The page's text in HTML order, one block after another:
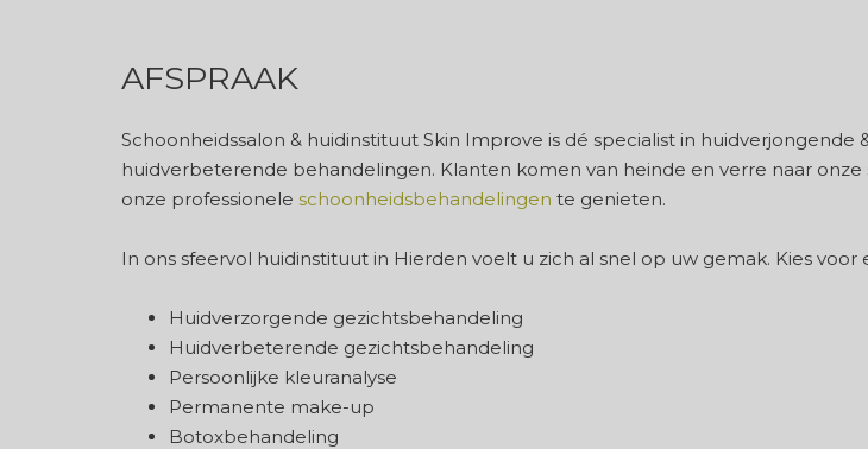
AFSPRAAK
Schoonheidssalon & huidinstituut Skin Improve is dé specialist in huidverjongende
huidverbeterende behandelingen. Klanten komen van heinde en verre naar onze
onze professionele schoonheidsbehandelingen te genieten.
In ons sfeervol huidinstituut in Hierden voelt u zich al snel op uw gemak. Kies voor
Huidverzorgende gezichtsbehandeling
Huidverbeterende gezichtsbehandeling
Persoonlijke kleuranalyse
Permanente make-up
Botoxbehandeling